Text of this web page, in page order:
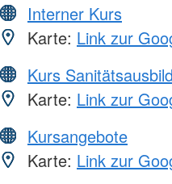
Interner Kurs
Karte: Link zur
Kurs
Karte: Link zur
Kursangebote
Karte: Link zur